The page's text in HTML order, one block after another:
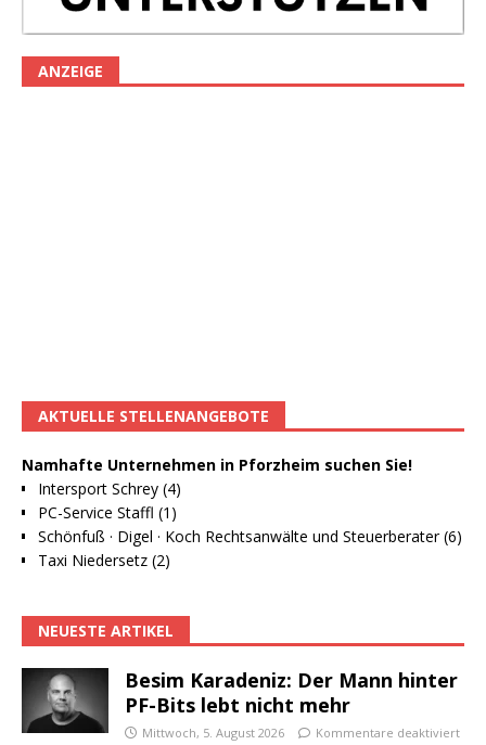
ANZEIGE
AKTUELLE STELLENANGEBOTE
Namhafte Unternehmen in Pforzheim suchen Sie!
Intersport Schrey (4)
PC-Service Staffl (1)
Schönfuß · Digel · Koch Rechtsanwälte und Steuerberater (6)
Taxi Niedersetz (2)
NEUESTE ARTIKEL
Besim Karadeniz: Der Mann hinter
PF-Bits lebt nicht mehr
Mittwoch, 5. August 2026 Kommentare deaktiviert